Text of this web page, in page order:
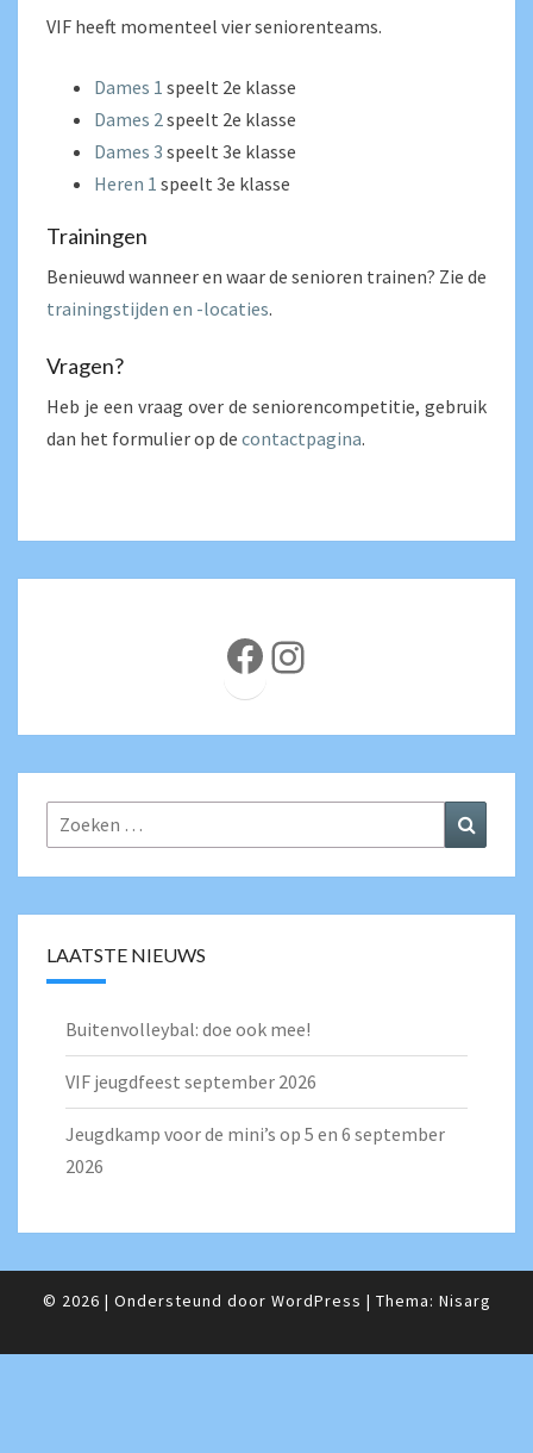
VIF heeft momenteel vier seniorenteams.
Dames 1 speelt 2e klasse
Dames 2speelt 2e klasse
Dames 3 speelt 3e klasse
Heren 1 speelt 3e klasse
Trainingen
Benieuwd wanneer en waar de senioren trainen? Zie de
trainingstijden en -locaties.
Vragen?
Heb je een vraag over de seniorencompetitie, gebruik
dan het formulier op de contactpagina.
Facebook
Instagram
Zoeken
naar:
LAATSTE NIEUWS
Buitenvolleybal: doe ook mee!
VIF jeugdfeest september 2026
Jeugdkamp voor de mini’s op 5 en 6 september
2026
© 2026 | Ondersteund door WordPress | Thema: Nisarg